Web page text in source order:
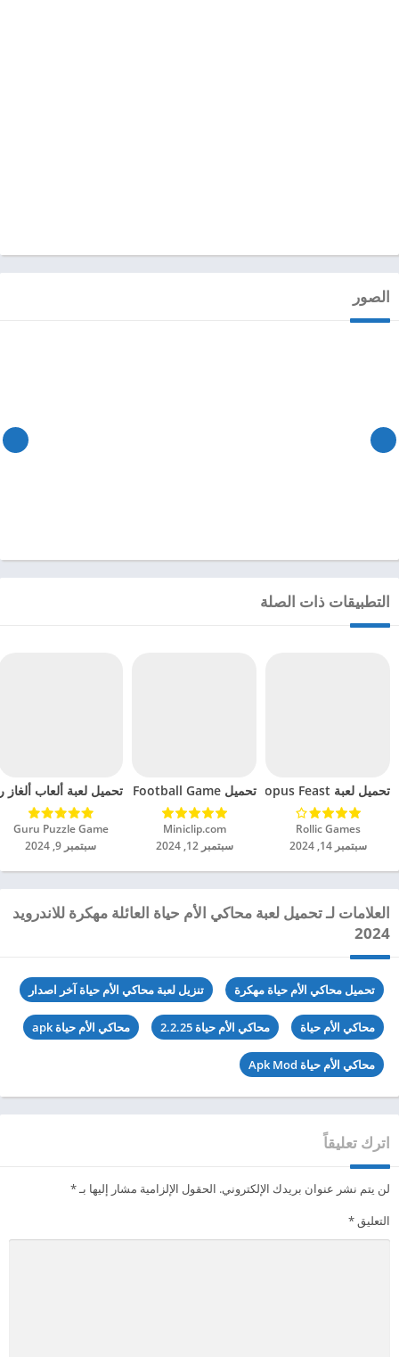
الصور
التطبيقات ذات الصلة
تحميل لعبة Octopus Feast مهكرة للاندرويد 2024
Rollic Games‏
سبتمبر 14, 2024
تحميل Soccer Hero PvP Football Game مهكرة للاندرويد 2024
Miniclip.com‏
سبتمبر 12, 2024
تحميل لعبة ألعاب ألغاز
Guru Puzzle Game‏
سبتمبر 9, 2024
العلامات لـ تحميل لعبة محاكي الأم حياة العائلة مهكرة للاندرويد
2024
تحميل محاكي الأم حياة مهكرة تنزيل لعبة محاكي الأم حياة آخر اصدار
محاكي الأم حياة محاكي الأم حياة 2.2.25 محاكي الأم حياة apk
محاكي الأم حياة Apk Mod
اترك تعليقاً
لن يتم نشر عنوان بريدك الإلكتروني. الحقول الإلزامية مشار إليها بـ*
التعليق*